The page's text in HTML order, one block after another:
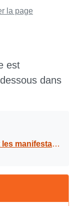
la page
est
dans
LA, le mardi 4 et le mercredi 5 mars 2025